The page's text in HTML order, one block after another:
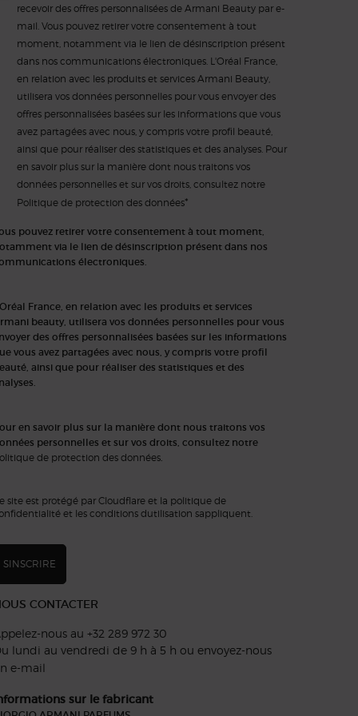
recevoir des offres personnalisées de Armani Beauty par e-
mail. Vous pouvez retirer votre consentement à tout
moment, notamment via le lien de désinscription présent
dans nos communications électroniques. L'Oréal France,
en relation avec les produits et services Armani Beauty,
utilisera vos données personnelles pour vous envoyer des
offres personnalisées basées sur les informations que vous
avez partagées avec nous, y compris votre profil beauté,
ainsi que pour réaliser des statistiques et des analyses. Pour
en savoir plus sur la manière dont nous traitons vos
données personnelles et sur vos droits, consultez notre
Politique de protection des données*
pouvez retirer votre consentement à tout moment,
via le lien de désinscription présent dans nos
électroniques.
France, en relation avec les produits et services
beauty, utilisera vos données personnelles pour vous
des offres personnalisées basées sur les informations
vous avez partagées avec nous, y compris votre profil
ainsi que pour réaliser des statistiques et des
en savoir plus sur la manière dont nous traitons vos
personnelles et sur vos droits, consultez notre
de protection des données.
site est protégé par Cloudflare et la politique de
et les conditions dutilisation sappliquent.
SINSCRIRE
CONTACTER
nous au +32 289 972 30
lundi au vendredi de 9 h à 5 h ou envoyez-nous
e-mail
sur le fabricant